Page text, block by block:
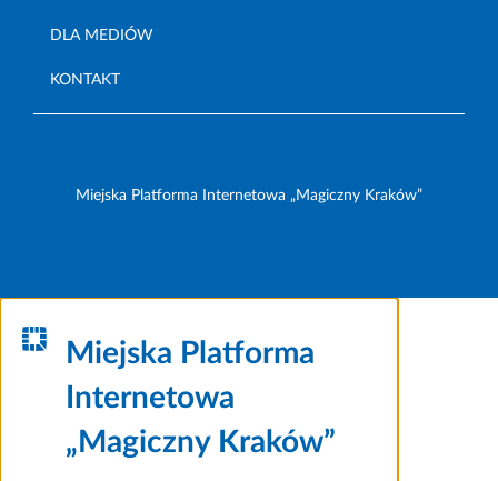
DLA MEDIÓW
KONTAKT
Miejska Platforma Internetowa „Magiczny Kraków”
Miejska Platforma
Internetowa
„Magiczny Kraków”